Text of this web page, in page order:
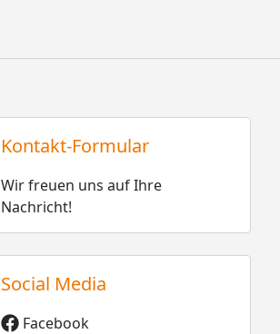
Kontakt-Formular
Wir freuen uns auf Ihre
Nachricht!
Social Media
Facebook